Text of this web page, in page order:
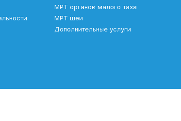
МРТ органов малого таза
МРТ шеи
Дополнительные услуги